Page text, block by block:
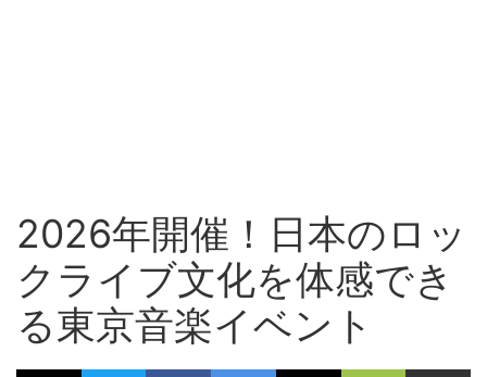
2026年開催！日本のロッ
クライブ文化を体感でき
る東京音楽イベント